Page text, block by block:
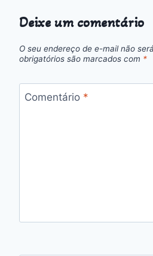
Deixe um comentário
O seu endereço de e-mail não
obrigatórios são marcados com *
Comentário *